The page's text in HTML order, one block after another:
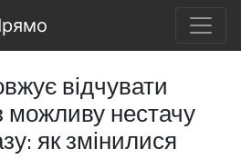
відчувати
можливу нестачу
як змінилися